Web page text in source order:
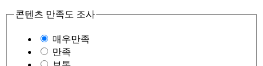
콘텐츠 만족도 조사
매우만족
만족